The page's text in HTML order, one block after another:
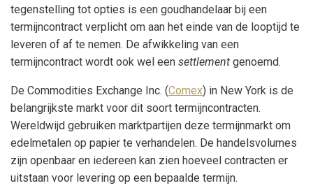
tegenstelling tot opties is een goudhandelaar bij een
termijncontract verplicht om aan het einde van de looptijd te
leveren of af te nemen. De afwikkeling van een
termijncontract wordt ook wel een settlement genoemd.
De Commodities Exchange Inc. (Comex) in New York is de
belangrijkste markt voor dit soort termijncontracten.
Wereldwijd gebruiken marktpartijen deze termijnmarkt om
edelmetalen op papier te verhandelen. De handelsvolumes
zijn openbaar en iedereen kan zien hoeveel contracten er
uitstaan voor levering op een bepaalde termijn.